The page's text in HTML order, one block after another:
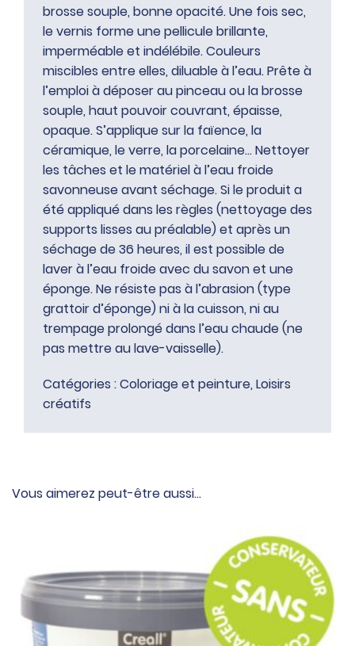
brosse souple, bonne opacité. Une fois sec,
le vernis forme une pellicule brillante,
imperméable et indélébile. Couleurs
miscibles entre elles, diluable à l’eau. Prête à
l’emploi à déposer au pinceau ou la brosse
souple, haut pouvoir couvrant, épaisse,
opaque. S’applique sur la faïence, la
céramique, le verre, la porcelaine… Nettoyer
les tâches et le matériel à l’eau froide
savonneuse avant séchage. Si le produit a
été appliqué dans les règles (nettoyage des
supports lisses au préalable) et après un
séchage de 36 heures, il est possible de
laver à l’eau froide avec du savon et une
éponge. Ne résiste pas à l’abrasion (type
grattoir d’éponge) ni à la cuisson, ni au
trempage prolongé dans l’eau chaude (ne
pas mettre au lave-vaisselle).
Catégories :Coloriage et peinture, Loisirs
créatifs
Vous aimerez peut-être aussi…